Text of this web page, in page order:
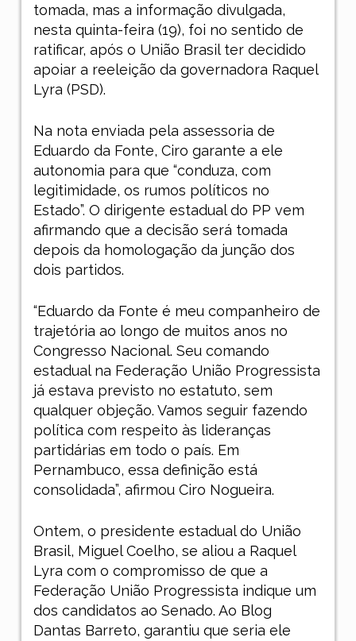
tomada, mas a informação divulgada,
nesta quinta-feira (19), foi no sentido de
ratificar, após o União Brasil ter decidido
apoiar a reeleição da governadora Raquel
Lyra (PSD).
Na nota enviada pela assessoria de
Eduardo da Fonte, Ciro garante a ele
autonomia para que “conduza, com
legitimidade, os rumos políticos no
Estado”. O dirigente estadual do PP vem
afirmando que a decisão será tomada
depois da homologação da junção dos
dois partidos.
“Eduardo da Fonte é meu companheiro de
trajetória ao longo de muitos anos no
Congresso Nacional. Seu comando
estadual na Federação União Progressista
já estava previsto no estatuto, sem
qualquer objeção. Vamos seguir fazendo
política com respeito às lideranças
partidárias em todo o país. Em
Pernambuco, essa definição está
consolidada”, afirmou Ciro Nogueira.
Ontem, o presidente estadual do União
Brasil, Miguel Coelho, se aliou a Raquel
Lyra com o compromisso de que a
Federação União Progressista indique um
dos candidatos ao Senado. Ao Blog
Dantas Barreto, garantiu que seria ele